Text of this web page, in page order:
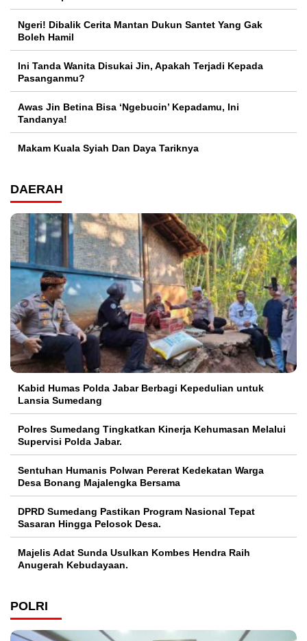
Ngeri! Dibalik Cerita Mantan Dukun Santet Yang Gak
Boleh Hamil
Ini Tanda Wanita Disukai Jin, Apakah Terjadi Kepada
Pasanganmu?
Awas Jin Betina Bisa ‘Ngebucin’ Kepadamu, Ini
Tandanya!
Makam Kuala Syiah Dan Daya Tariknya
DAERAH
Kabid Humas Polda Jabar Berbagi Kepedulian untuk
Lansia Sumedang
Polres Sumedang Tingkatkan Kinerja Kehumasan Melalui
Supervisi Polda Jabar.
Sentuhan Humanis Polwan Pererat Kedekatan Warga
Desa Bonang Majalengka Bersama
DPRD Sumedang Pastikan Program Nasional Tepat
Sasaran Hingga Pelosok Desa.
Majelis Adat Sunda Usulkan Kombes Hendra Raih
Anugerah Kebudayaan.
POLRI